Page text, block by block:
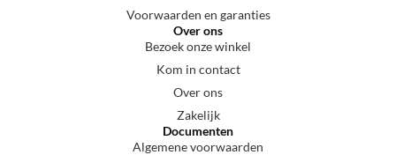
Voorwaarden en garanties
Over ons
Bezoek onze winkel
Kom in contact
Over ons
Zakelijk
Documenten
Algemene voorwaarden